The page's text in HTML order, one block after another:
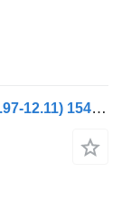
Flexible de climatisation UWE B12B (01.97-12.11) 15471 15431 pour Volvo B6, B7, B9, B10, B12 bus (1978-2011)